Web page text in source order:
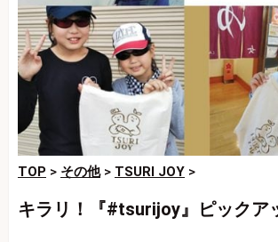
TOP > その他> TSURI JOY >
キラリ！『#tsurijoy』ピックア